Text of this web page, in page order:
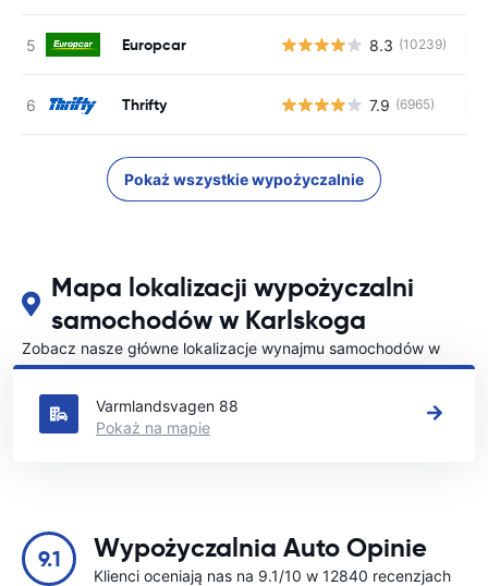
Europcar 8.3 (10239)
Thrifty 7.9 (6965)
Pokaż wszystkie wypożyczalnie
Mapa lokalizacji wypożyczalni
samochodów w Karlskoga
Zobacz nasze główne lokalizacje wynajmu samochodów w
Karlskoga
Varmlandsvagen 88
Pokaż na mapie
9.1 Wypożyczalnia Auto Opinie
Klienci oceniają nas na 9.1/10 w 12840 recenzjach